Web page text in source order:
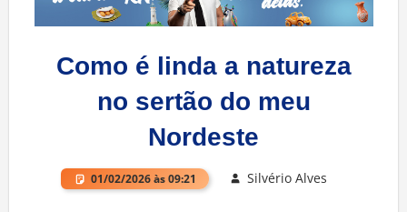
Como é linda a natureza
no sertão do meu
Nordeste
01/02/2026 às 09:21 Silvério Alves